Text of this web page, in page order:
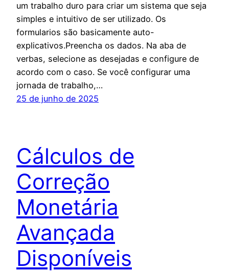
um trabalho duro para criar um sistema que seja
simples e intuitivo de ser utilizado. Os
formularios são basicamente auto-
explicativos.Preencha os dados. Na aba de
verbas, selecione as desejadas e configure de
acordo com o caso. Se você configurar uma
jornada de trabalho,…
25 de junho de 2025
Cálculos de
Correção
Monetária
Avançada
Disponíveis